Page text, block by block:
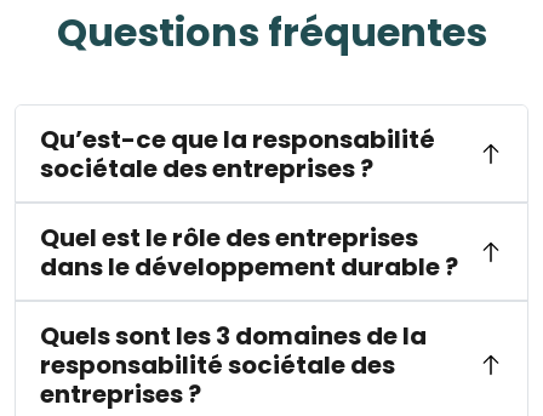
Questions fréquentes
Qu’est-ce que la responsabilité
sociétale des entreprises ?
Quel est le rôle des entreprises
dans le développement durable ?
Quels sont les 3 domaines de la
responsabilité sociétale des
entreprises ?